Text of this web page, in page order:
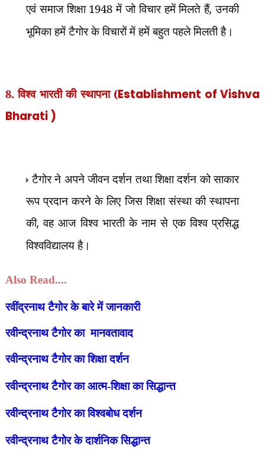
एवं समाज शिक्षा 1948 में जो विचार हमें मिलते हैं,उनकी
भूमिका हमें टैगोर के विचारों में हमें बहुत पहले मिलती है।
8. विश्व भारती की स्थापना (Establishment of Vishva
Bharati )
टैगोर ने अपने जीवन दर्शन तथा शिक्षा दर्शन को साकार
रूप प्रदान करने के लिए जिस शिक्षा संस्था की स्थापना
की,वह आज विश्व भारती के नाम से एक विश्व प्रसिद्ध
विश्वविद्यालय है।
Also Read....
रवींद्रनाथ टैगोर के बारे में जानकारी
रवीन्द्रनाथ टैगोर का मानवतावाद
रवीन्द्रनाथ टैगोर का शिक्षा दर्शन
रवीन्द्रनाथ टैगोर का आत्म-शिक्षा का सिद्धान्त
रवीन्द्रनाथ टैगोर का विश्वबोध दर्शन
रवीन्द्रनाथ टैगोर के दार्शनिक सिद्धान्त